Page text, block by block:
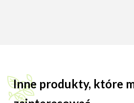
Inne produkty, które